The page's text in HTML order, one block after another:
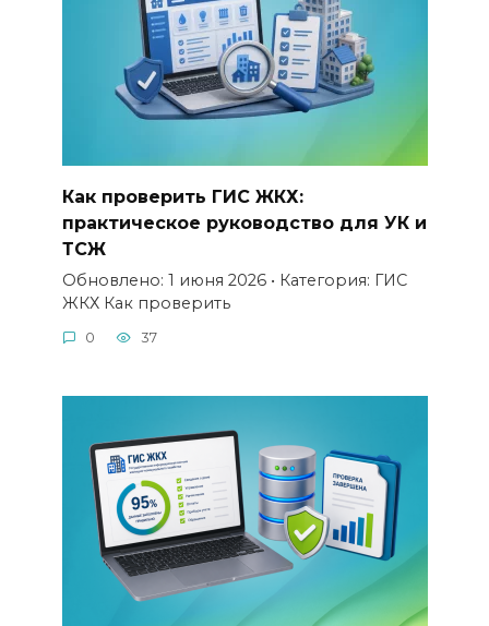
Как проверить ГИС ЖКХ:
практическое руководство для УК и
ТСЖ
Обновлено: 1 июня 2026 • Категория: ГИС
ЖКХ Как проверить
0 37